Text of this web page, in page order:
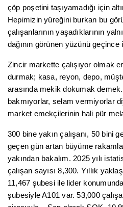
çöp poşetini taşıyamadığı için
Hepimizin yüreğini burkan bu
çalışanlarının yaşadıklarının
dağının görünen yüzünü
Zincir markette çalışıyor olmak
durmak; kasa, reyon, depo,
arasında mekik dokumak
bakmıyorlar, selam vermiyorlar
market emekçilerinin hali pür
300 bine yakın çalışanı, 50 bini
geçen gün artan büyüme
yakından bakalım. 2025 yılı
çalışan sayısı 8,300. Yıllık
11,467 şubesi ile lider
şubesiyle A101 var. 53,000